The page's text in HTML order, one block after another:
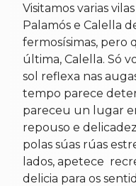
Visitamos varias
Palamós e Calella
fermosísimas, pero
última, Calella. Só
sol reflexa nas
tempo parece
pareceu un lugar
repouso e
polas súas rúas
lados, apetece
delicia para os